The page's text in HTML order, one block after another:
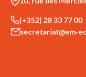
(+352) 28 33 77 00
secretariat@em-